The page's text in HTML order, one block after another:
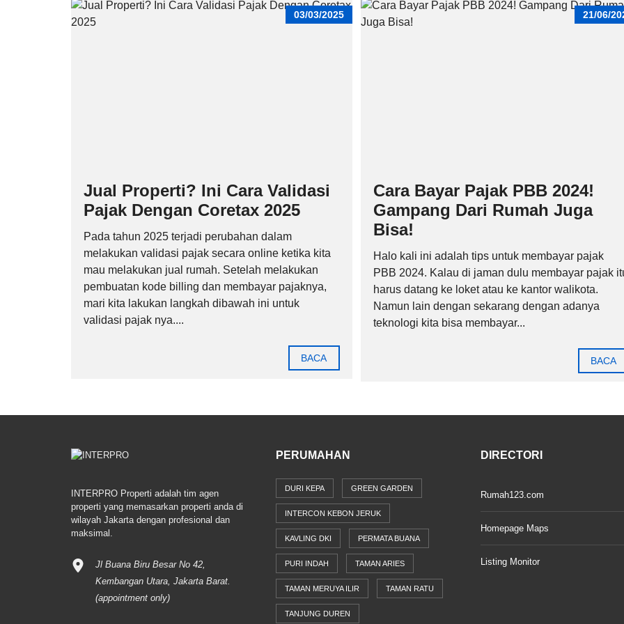
03/03/2025
Jual Properti? Ini Cara Validasi
Pajak Dengan Coretax 2025
Pada tahun 2025 terjadi perubahan dalam
melakukan validasi pajak secara online ketika kita
mau melakukan jual rumah. Setelah melakukan
pembuatan kode billing dan membayar pajaknya,
mari kita lakukan langkah dibawah ini untuk
validasi pajak nya....
BACA
21/06/
Cara Bayar Pajak PBB 2024!
Gampang Dari Rumah Juga
Bisa!
Halo kali ini adalah tips untuk membayar pajak
PBB 2024. Kalau di jaman dulu membayar pajak
harus datang ke loket atau ke kantor walikota.
Namun lain dengan sekarang dengan adanya
teknologi kita bisa membayar...
BACA
INTERPRO Properti adalah tim agen
properti yang memasarkan properti anda di
wilayah Jakarta dengan profesional dan
maksimal.
Jl Buana Biru Besar No 42,
Kembangan Utara, Jakarta Barat.
(appointment only)
PERUMAHAN
DURI KEPA GREEN GARDEN
INTERCON KEBON JERUK
KAVLING DKI PERMATA BUANA
PURI INDAH TAMAN ARIES
TAMAN MERUYA ILIR TAMAN RATU
TANJUNG DUREN
DIRECTORI
Rumah123.com
Homepage Maps
Listing Monitor